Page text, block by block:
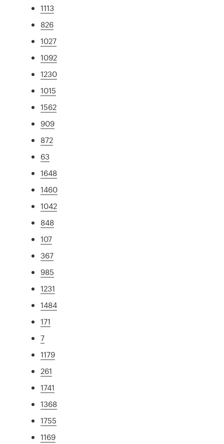
1113
826
1027
1092
1230
1015
1562
909
872
63
1648
1460
1042
848
107
367
985
1231
1484
171
7
1179
261
1741
1368
1755
1169